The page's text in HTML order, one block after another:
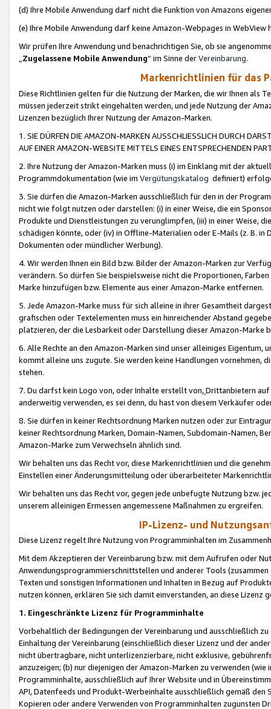
(d) Ihre Mobile Anwendung darf nicht die Funktion von Amazons
(e) Ihre Mobile Anwendung darf keine Amazon-Webpages in WebView
Wir prüfen Ihre Anwendung und benachrichtigen Sie, ob sie
„Zugelassene Mobile Anwendung“ im Sinne derVereinbarung.
Markenrichtlinien für das
Diese Richtlinien gelten für die Nutzung der Marken, die wir Ihnen als
müssen jederzeit strikt eingehalten werden, und jede Nutzung der
Lizenzen bezüglich Ihrer Nutzung der Amazon-Marken.
1. SIE DÜRFEN DIE AMAZON-MARKEN AUSSCHLIESSLICH DURCH
AUF EINER AMAZON-WEBSITE MITTELS EINES ENTSPRECHENDEN
2. Ihre Nutzung der Amazon-Marken muss (i) im Einklang mit der
Programmdokumentation (wie im Vergütungskatalog definiert)
3. Sie dürfen die Amazon-Marken ausschließlich für den in der
nicht wie folgt nutzen oder darstellen: (i) in einer Weise, die ein
Produkte und Dienstleistungen zu verunglimpfen, (iii) in einer Weise,
schädigen könnte, oder (iv) in Offline-Materialien oder E-Mails (z. B. in
Dokumenten oder mündlicher Werbung).
4. Wir werden Ihnen ein Bild bzw. Bilder der Amazon-Marken zur
verändern. So dürfen Sie beispielsweise nicht die Proportionen,
Marke hinzufügen bzw. Elemente aus einer Amazon-Marke entfernen.
5. Jede Amazon-Marke muss für sich alleine in ihrer Gesamtheit
grafischen oder Textelementen muss ein hinreichender Abstand
platzieren, der die Lesbarkeit oder Darstellung dieser Amazon-Marke
6. Alle Rechte an den Amazon-Marken sind unser alleiniges
kommt alleine uns zugute. Sie werden keine Handlungen vornehmen,
stehen.
7. Du darfst kein Logo von, oder Inhalte erstellt von,Drittanbietern auf
anderweitig verwenden, es sei denn, du hast von diesem Verkäufer
8. Sie dürfen in keiner Rechtsordnung Marken nutzen oder zur
keiner Rechtsordnung Marken, Domain-Namen, Subdomain-Namen,
Amazon-Marke zum Verwechseln ähnlich sind.
Wir behalten uns das Recht vor, diese Markenrichtlinien und die
Einstellen einer Änderungsmitteilung oder überarbeiteter
Wir behalten uns das Recht vor, gegen jede unbefugte Nutzung bzw.
unserem alleinigen Ermessen angemessene Maßnahmen zu ergreifen.
IP-Lizenz- und
Diese Lizenz regelt Ihre Nutzung von Programminhalten im
Mit dem Akzeptieren der Vereinbarung bzw. mit dem Aufrufen oder
Anwendungsprogrammierschnittstellen und anderer Tools (zusammen
Texten und sonstigen Informationen und Inhalten in Bezug auf
nutzen können, erklären Sie sich damit einverstanden, an diese Lizenz
1. Eingeschränkte Lizenz für Programminhalte
Vorbehaltlich der Bedingungen der Vereinbarung und ausschließlich
Einhaltung der Vereinbarung (einschließlich dieser Lizenz und der
nicht übertragbare, nicht unterlizenzierbare, nicht exklusive,
anzuzeigen; (b) nur diejenigen der Amazon-Marken zu verwenden
Programminhalte, ausschließlich auf Ihrer Website und in
API, Datenfeeds und Produkt-Werbeinhalte ausschließlich gemäß
Kopieren oder andere Verwenden von Programminhalten zugunsten